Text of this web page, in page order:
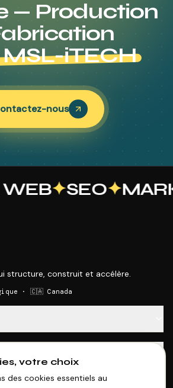
— Production
iTECH
nous
✦SEO✦
structure, construit et accélère.
· 🇨🇦 Canada
votre choix
des cookies essentiels au